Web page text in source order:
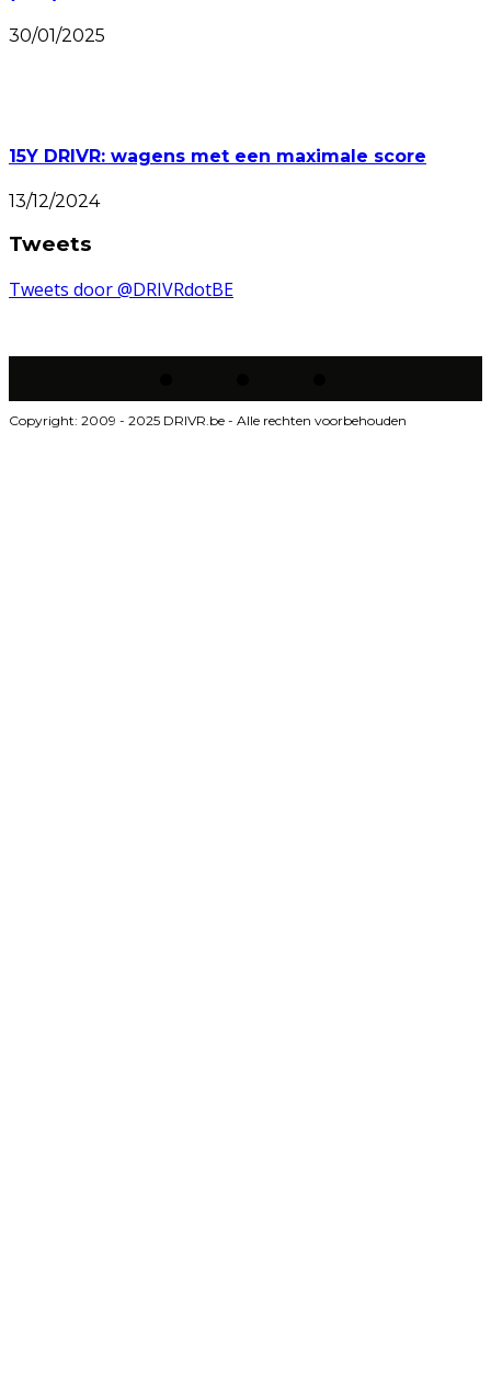
30/01/2025
15Y DRIVR: wagens met een maximale score
13/12/2024
Tweets
Tweets door @DRIVRdotBE
Copyright: 2009 - 2025 DRIVR.be - Alle rechten voorbehouden